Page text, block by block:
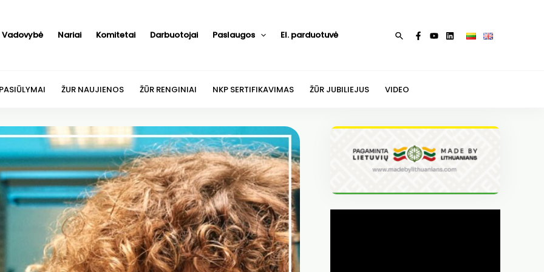
Vadovybė Nariai Komitetai Darbuotojai Paslaugos El. parduotuvė Paieška
ŽUR NAUJIENOS ŽŪR RENGINIAI NKP SERTIFIKAVIMAS ŽŪR JUBILIEJUS VIDEO